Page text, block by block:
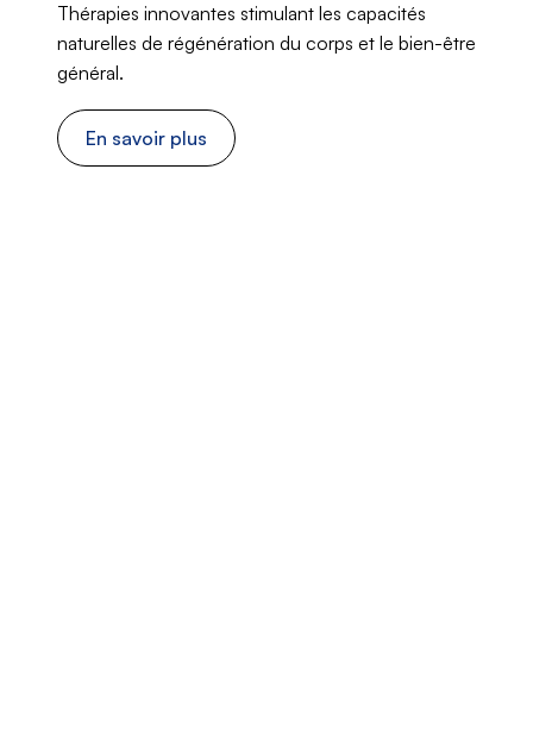
Thérapies innovantes stimulant les capacités
naturelles de régénération du corps et le bien-être
général.
En savoir plus